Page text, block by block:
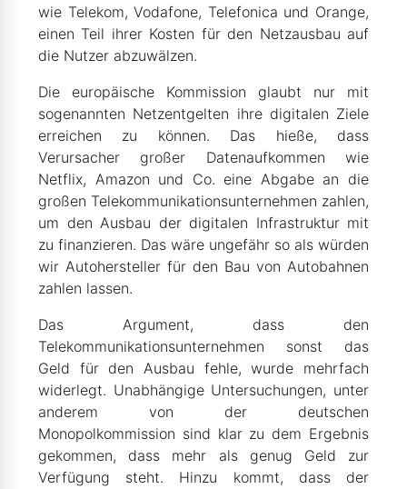
wie Telekom, Vodafone, Telefonica und Orange,
einen Teil ihrer Kosten für den Netzausbau auf
die Nutzer abzuwälzen.
Die europäische Kommission glaubt nur mit
sogenannten Netzentgelten ihre digitalen Ziele
erreichen zu können. Das hieße, dass
Verursacher großer Datenaufkommen wie
Netflix, Amazon und Co. eine Abgabe an die
großen Telekommunikationsunternehmen zahlen,
um den Ausbau der digitalen Infrastruktur mit
zu finanzieren. Das wäre ungefähr so als würden
wir Autohersteller für den Bau von Autobahnen
zahlen lassen.
Das Argument, dass den
Telekommunikationsunternehmen sonst das
Geld für den Ausbau fehle, wurde mehrfach
widerlegt. Unabhängige Untersuchungen, unter
anderem von der deutschen
Monopolkommission sind klar zu dem Ergebnis
gekommen, dass mehr als genug Geld zur
Verfügung steht. Hinzu kommt, dass der